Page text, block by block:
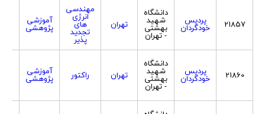
21857 پردیس
خودگردان
دانشگاه
شهید
بهشتی
- تهران
تهران
مهندسی
انرژی
های
تجدید
پذیر
آموزشی
پژوهشی
21860 پردیس
خودگردان
دانشگاه
شهید
بهشتی
- تهران
تهران راکتور آموزشی
پژوهشی